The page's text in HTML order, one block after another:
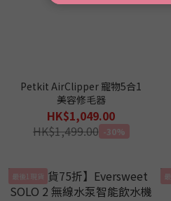
Petkit AirClipper 寵物5合1
美容修毛器
HK$1,049.00
HK$1,499.00 -30%
最後1現貨